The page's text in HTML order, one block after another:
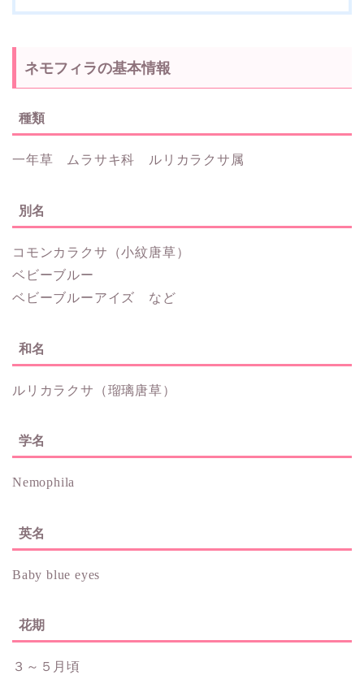
ネモフィラの基本情報
種類
一年草 ムラサキ科 ルリカラクサ属
別名
コモンカラクサ（小紋唐草）
ベビーブルー
ベビーブルーアイズ など
和名
ルリカラクサ（瑠璃唐草）
学名
Nemophila
英名
Baby blue eyes
花期
３～５月頃